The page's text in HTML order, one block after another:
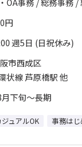
OA事務 / 総務事務 /
円
週5日 (日祝休み)
市西成区
状線 芦原橋駅 他
下旬～長期
ジュアルOK 事務はじ